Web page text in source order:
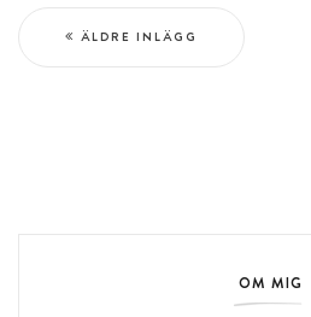
ÄLDRE INLÄGG
OM MIG